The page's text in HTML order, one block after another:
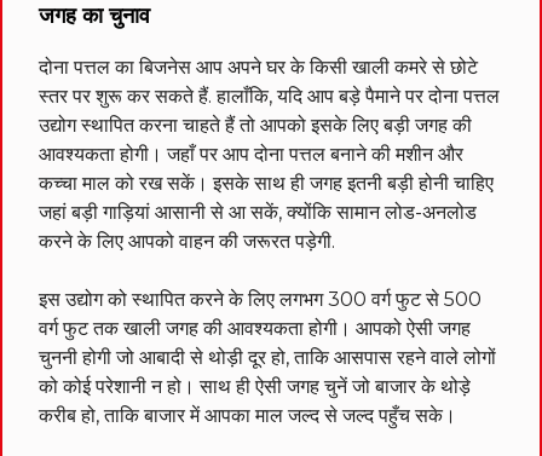
जगह का चुनाव
दोना पत्तल का बिजनेस आप अपने घर के किसी खाली कमरे से छोटे
स्तर पर शुरू कर सकते हैं. हालाँकि, यदि आप बड़े पैमाने पर दोना पत्तल
उद्योग स्थापित करना चाहते हैं तो आपको इसके लिए बड़ी जगह की
आवश्यकता होगी। जहाँ पर आप दोना पत्तल बनाने की मशीन और
कच्चा माल को रख सकें। इसके साथ ही जगह इतनी बड़ी होनी चाहिए
जहां बड़ी गाड़ियां आसानी से आ सकें, क्योंकि सामान लोड-अनलोड
करने के लिए आपको वाहन की जरूरत पड़ेगी.
इस उद्योग को स्थापित करने के लिए लगभग 300 वर्ग फुट से 500
वर्ग फुट तक खाली जगह की आवश्यकता होगी। आपको ऐसी जगह
चुननी होगी जो आबादी से थोड़ी दूर हो, ताकि आसपास रहने वाले लोगों
को कोई परेशानी न हो। साथ ही ऐसी जगह चुनें जो बाजार के थोड़े
करीब हो, ताकि बाजार में आपका माल जल्द से जल्द पहुँच सके।